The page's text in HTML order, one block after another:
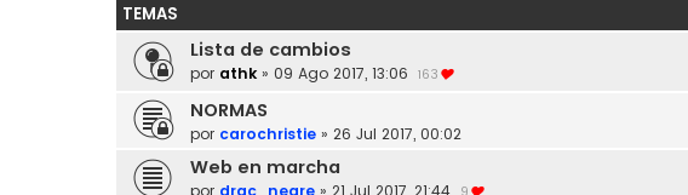
TEMAS
Lista de cambios
por athk » 09 Ago 2017, 13:06 163
NORMAS
por carochristie » 26 Jul 2017, 00:02
Web en marcha
por drac_negre » 21 Jul 2017, 21:44